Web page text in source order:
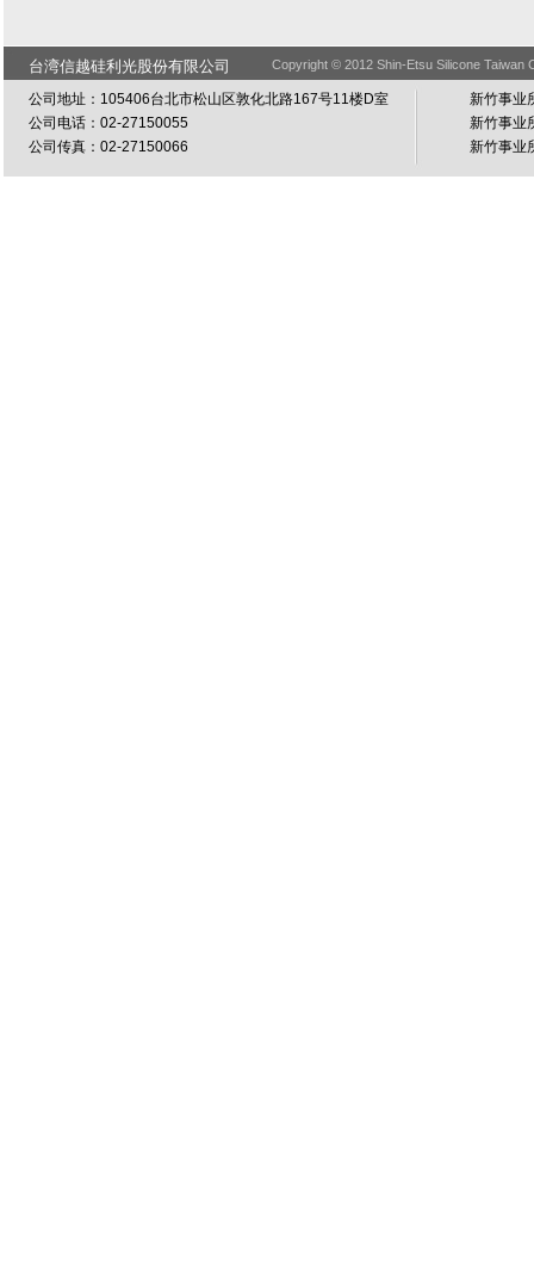
台湾信越硅利光股份有限公司 Copyright © 2012 Shin-Etsu Silicone Taiwan
公司地址：105406台北市松山区敦化北路167号11楼D室
新竹事业
公司电话：02-27150055
新竹事业
公司传真：02-27150066
新竹事业